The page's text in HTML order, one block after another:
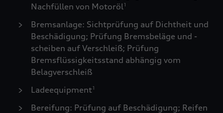
Nachfüllen von Motoröl1
Bremsanlage: Sichtprüfung auf Dichtheit und
Beschädigung; Prüfung Bremsbeläge und -
scheiben auf Verschleiß; Prüfung
Bremsflüssigkeitsstand abhängig vom
Belagverschleiß
Ladeequipment1
Bereifung: Prüfung auf Beschädigung; Reifen